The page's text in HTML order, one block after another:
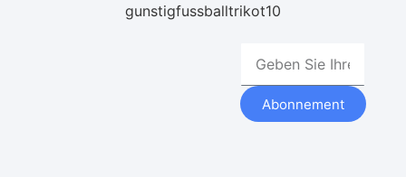
gunstigfussballtrikot10
Abonnement